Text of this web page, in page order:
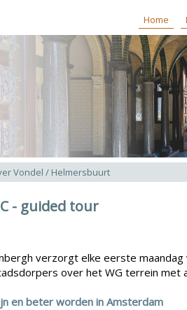
Home
Vondel / Helmersbuurt
- guided tour
verzorgt elke eerste maandag
over het WG terrein met
en beter worden in Amsterdam